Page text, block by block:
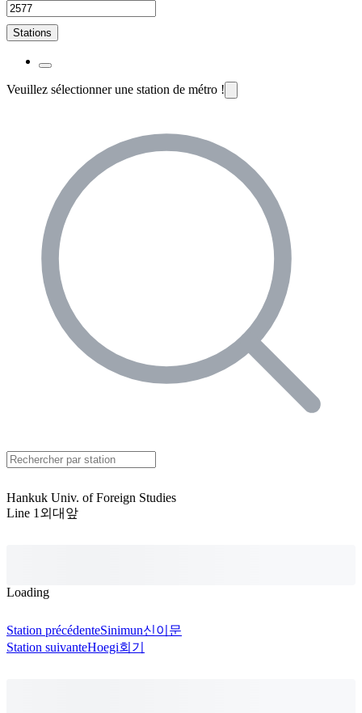
Stations
Veuillez sélectionner une station de métro !
Hankuk Univ. of Foreign Studies
Line 1 외대앞
Loading
Station précédenteSinimun신이문
Station suivanteHoegi회기